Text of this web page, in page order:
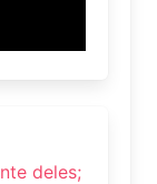
deles;